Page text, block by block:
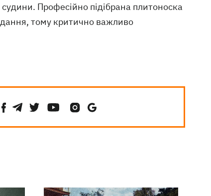
Професійно підібрана плитоноска
тому критично важливо